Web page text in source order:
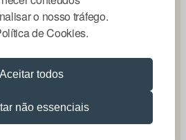
o nosso tráfego.
de Cookies.
Aceitar todos
não essenciais